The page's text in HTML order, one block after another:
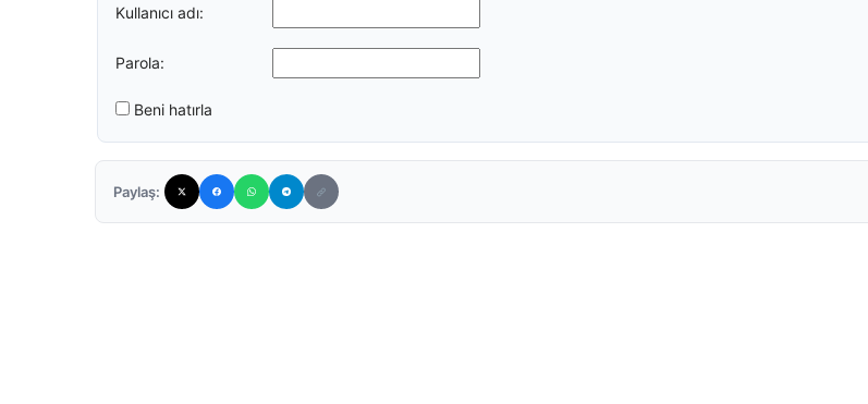
Kullanıcı adı:
Parola:
Beni hatırla
Paylaş: